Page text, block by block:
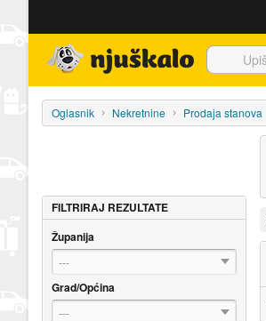
Oglasnik Nekretnine Prodaja stanova
FILTRIRAJ REZULTATE
Županija
---
Grad/Općina
---